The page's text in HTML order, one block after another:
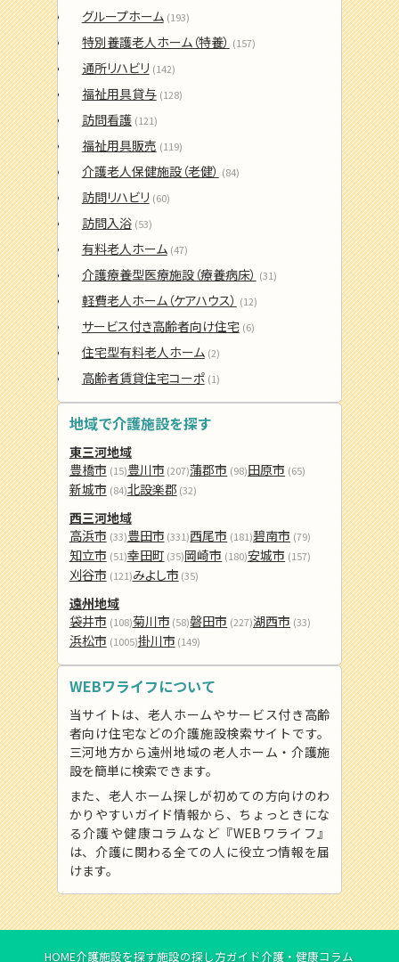
グループホーム (193)
特別養護老人ホーム（特養） (157)
通所リハビリ (142)
福祉用具貸与 (128)
訪問看護 (121)
福祉用具販売 (119)
介護老人保健施設（老健） (84)
訪問リハビリ (60)
訪問入浴 (53)
有料老人ホーム (47)
介護療養型医療施設（療養病床） (31)
軽費老人ホーム（ケアハウス） (12)
サービス付き高齢者向け住宅 (6)
住宅型有料老人ホーム (2)
高齢者賃貸住宅コーポ (1)
地域で介護施設を探す
東三河地域
豊橋市 (15)豊川市 (207)蒲郡市 (98)田原市 (65)
新城市 (84)北設楽郡 (32)
西三河地域
高浜市 (33)豊田市 (331)西尾市 (181)碧南市 (79)
知立市 (51)幸田町 (35)岡崎市 (180)安城市 (157)
刈谷市 (121)みよし市 (35)
遠州地域
袋井市 (108)菊川市 (58)磐田市 (227)湖西市 (33)
浜松市 (1005)掛川市 (149)
WEBワライフについて
当サイトは、老人ホームやサービス付き高齢
者向け住宅などの介護施設検索サイトです。
三河地方から遠州地域の老人ホーム・介護施
設を簡単に検索できます。
また、老人ホーム探しが初めての方向けのわ
かりやすいガイド情報から、ちょっときにな
る介護や健康コラムなど『WEBワライフ』
は、介護に関わる全ての人に役立つ情報を届
けます。
HOME介護施設を探す施設の探し方ガイド介護・健康コラム